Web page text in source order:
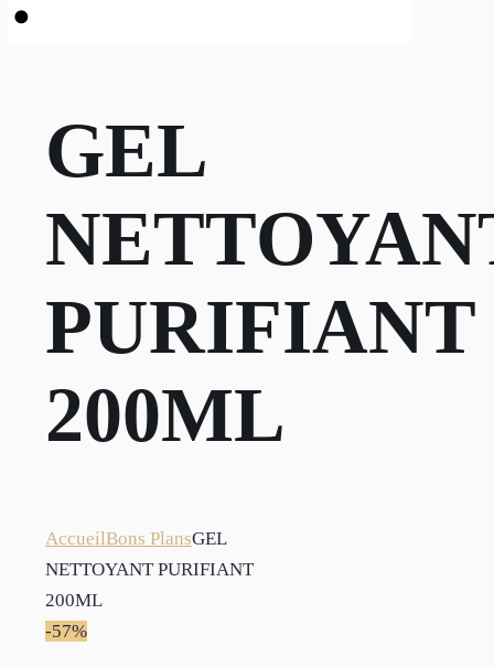
GEL
PURIFIANT
200ML
AccueilBons PlansGEL
NETTOYANT PURIFIANT
200ML
-57%